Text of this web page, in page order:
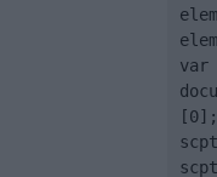
var
[0];